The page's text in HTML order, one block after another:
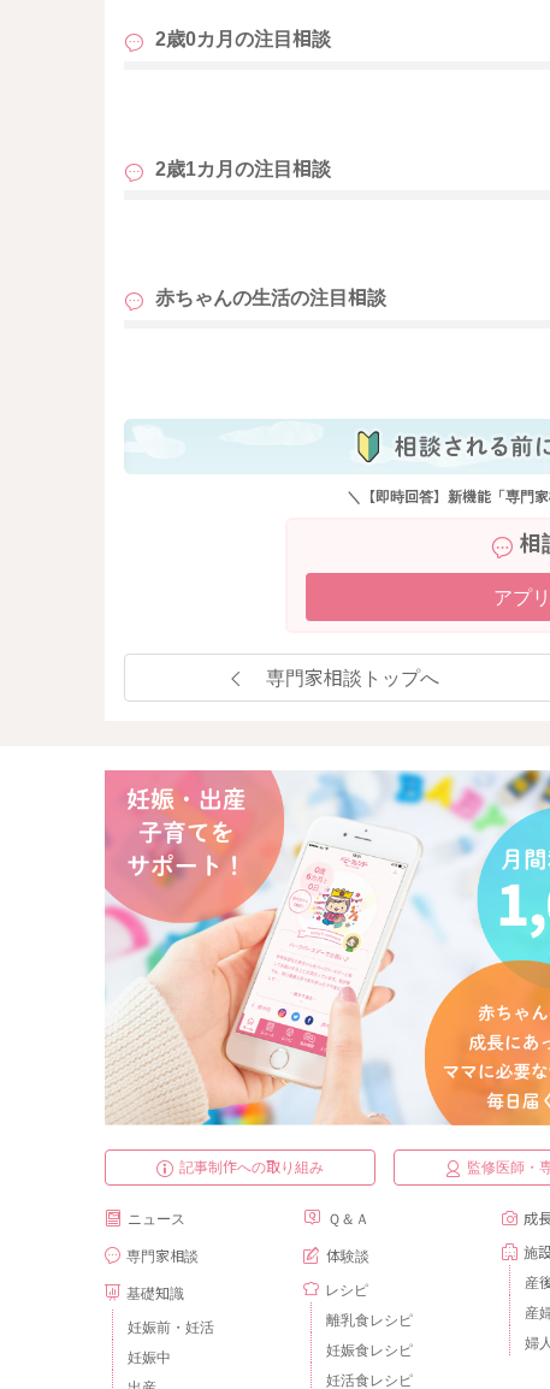
2歳0カ月の注目相談
も
2歳1カ月の注目相談
も
赤ちゃんの生活の注目相談
も
＼【即時回答】新機能「専門
相
アプ
専門家相談トップへ
記事制作への取り組み 監修医師・
ニュース
専門家相談
基礎知識
妊娠前・妊活
妊娠中
Ｑ＆Ａ
体験談
レシピ
離乳食レシピ
妊娠食レシピ
妊活食レシピ
成
施
産
産
婦